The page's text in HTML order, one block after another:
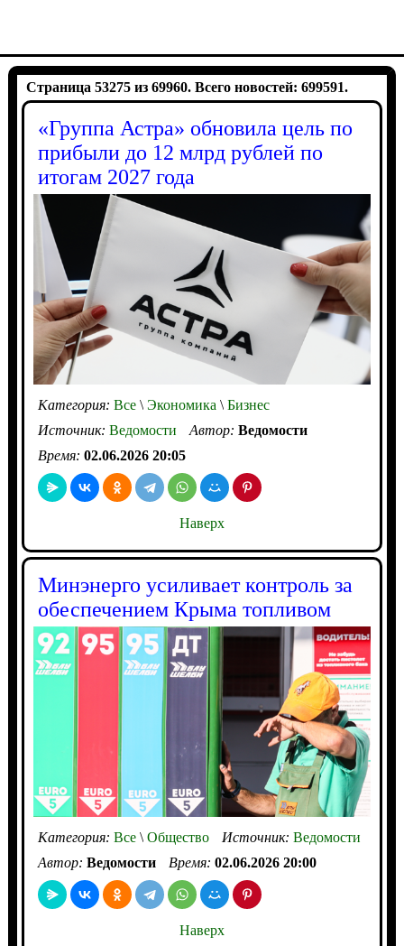
Страница 53275 из 69960. Всего новостей: 699591.
«Группа Астра» обновила цель по
прибыли до 12 млрд рублей по
итогам 2027 года
Категория: Все\Экономика \Бизнес
Источник: Ведомости Автор: Ведомости
Время: 02.06.2026 20:05
Наверх
Минэнерго усиливает контроль за
обеспечением Крыма топливом
Категория: Все\Общество Источник: Ведомости
Автор: Ведомости Время: 02.06.2026 20:00
Наверх